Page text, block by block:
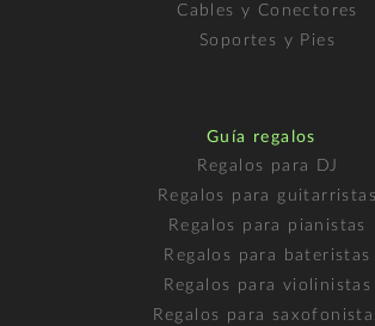
Cables y Conectores
Soportes y Pies
Guía regalos
Regalos para DJ
Regalos para guitarristas
Regalos para pianistas
Regalos para bateristas
Regalos para violinistas
Regalos para